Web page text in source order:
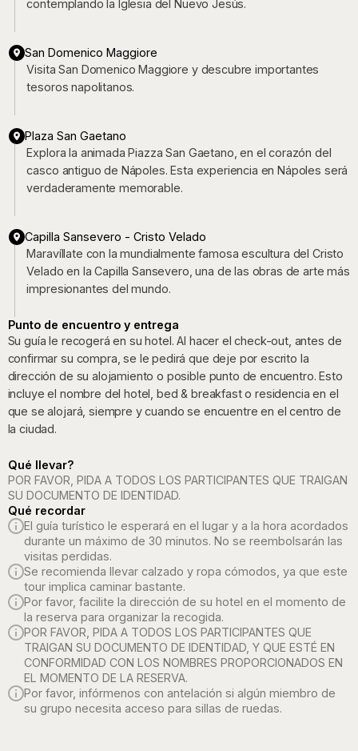
contemplando la Iglesia del Nuevo Jesús.
San Domenico Maggiore
Visita San Domenico Maggiore y descubre importantes
tesoros napolitanos.
Plaza San Gaetano
Explora la animada Piazza San Gaetano, en el corazón del
casco antiguo de Nápoles. Esta experiencia en Nápoles será
verdaderamente memorable.
Capilla Sansevero - Cristo Velado
Maravíllate con la mundialmente famosa escultura del Cristo
Velado en la Capilla Sansevero, una de las obras de arte más
impresionantes del mundo.
Punto de encuentro y entrega
Su guía le recogerá en su hotel. Al hacer el check-out, antes de
confirmar su compra, se le pedirá que deje por escrito la
dirección de su alojamiento o posible punto de encuentro. Esto
incluye el nombre del hotel, bed & breakfast o residencia en el
que se alojará, siempre y cuando se encuentre en el centro de
la ciudad.
Qué llevar?
POR FAVOR, PIDA A TODOS LOS PARTICIPANTES QUE TRAIGAN
SU DOCUMENTO DE IDENTIDAD.
Qué recordar
El guía turístico le esperará en el lugar y a la hora acordados
durante un máximo de 30 minutos. No se reembolsarán las
visitas perdidas.
Se recomienda llevar calzado y ropa cómodos, ya que este
tour implica caminar bastante.
Por favor, facilite la dirección de su hotel en el momento de
la reserva para organizar la recogida.
POR FAVOR, PIDA A TODOS LOS PARTICIPANTES QUE
TRAIGAN SU DOCUMENTO DE IDENTIDAD, Y QUE ESTÉ EN
CONFORMIDAD CON LOS NOMBRES PROPORCIONADOS EN
EL MOMENTO DE LA RESERVA.
Por favor, infórmenos con antelación si algún miembro de
su grupo necesita acceso para sillas de ruedas.